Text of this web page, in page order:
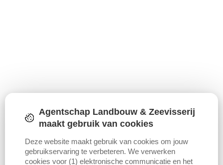
Agentschap Landbouw & Zeevisserij
maakt gebruik van cookies
Deze website maakt gebruik van cookies om jouw
gebruikservaring te verbeteren. We verwerken
cookies voor (1) elektronische communicatie en het